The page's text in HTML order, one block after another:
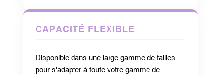
CAPACITÉ FLEXIBLE
Disponible dans une large gamme de tailles
pour s'adapter à toute votre gamme de